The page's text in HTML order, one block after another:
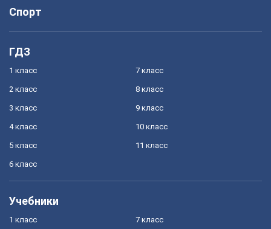
Спорт
ГДЗ
1 класс
2 класс
3 класс
4 класс
5 класс
6 класс
7 класс
8 класс
9 класс
10 класс
11 класс
Учебники
1 класс 7 класс